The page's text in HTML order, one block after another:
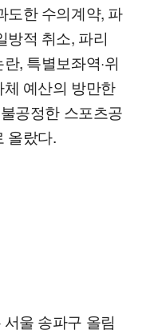
도한 수의계약, 파
방적 취소, 파리
, 특별보좌역·위
예산의 방만한
공정한 스포츠공
올랐다.
울 송파구 올림